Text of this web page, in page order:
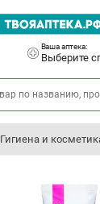
Ваша аптека:
Выберите
Гигиена и